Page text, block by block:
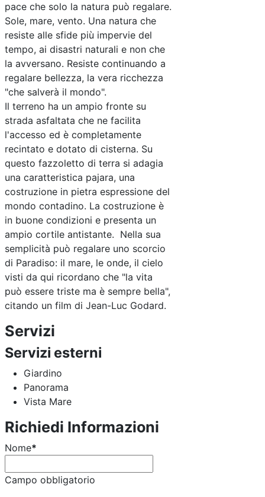
pace che solo la natura può regalare.
Sole, mare, vento. Una natura che
resiste alle sfide più impervie del
tempo, ai disastri naturali e non che
la avversano. Resiste continuando a
regalare bellezza, la vera ricchezza
"che salverà il mondo".
Il terreno ha un ampio fronte su
strada asfaltata che ne facilita
l'accesso ed è completamente
recintato e dotato di cisterna. Su
questo fazzoletto di terra si adagia
una caratteristica pajara, una
costruzione in pietra espressione del
mondo contadino. La costruzione è
in buone condizioni e presenta un
ampio cortile antistante. Nella sua
semplicità può regalare uno scorcio
di Paradiso: il mare, le onde, il cielo
visti da qui ricordano che "la vita
può essere triste ma è sempre bella",
citando un film di Jean-Luc Godard.
Servizi
Servizi esterni
Giardino
Panorama
Vista Mare
Richiedi Informazioni
Nome*
Campo obbligatorio